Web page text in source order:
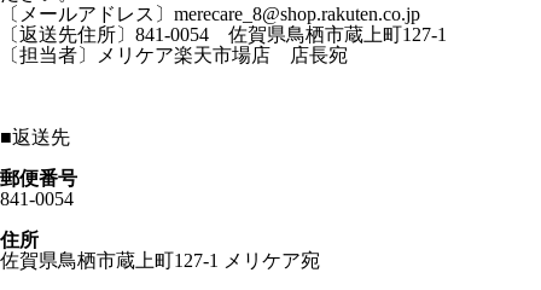
〔メールアドレス〕merecare_8@shop.rakuten.co.jp
〔返送先住所〕841-0054 佐賀県鳥栖市蔵上町127-1
〔担当者〕メリケア楽天市場店 店長宛
■返送先
郵便番号
841-0054
住所
佐賀県鳥栖市蔵上町127-1 メリケア宛